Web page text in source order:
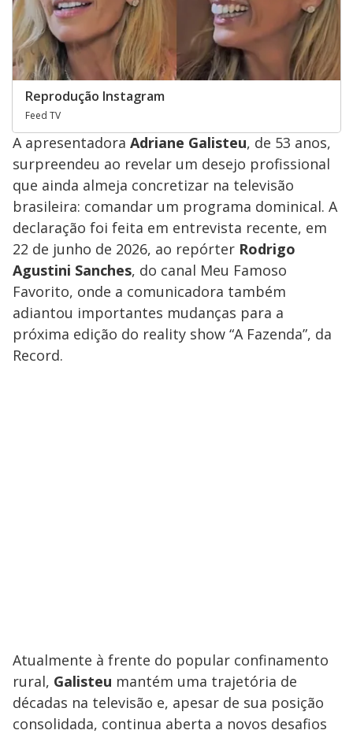
Reprodução Instagram
Feed TV
A apresentadora Adriane Galisteu, de 53 anos,
surpreendeu ao revelar um desejo profissional
que ainda almeja concretizar na televisão
brasileira: comandar um programa dominical. A
declaração foi feita em entrevista recente, em
22 de junho de 2026, ao repórter Rodrigo
Agustini Sanches, do canal Meu Famoso
Favorito, onde a comunicadora também
adiantou importantes mudanças para a
próxima edição do reality show “A Fazenda”, da
Record.
Atualmente à frente do popular confinamento
rural, Galisteu mantém uma trajetória de
décadas na televisão e, apesar de sua posição
consolidada, continua aberta a novos desafios